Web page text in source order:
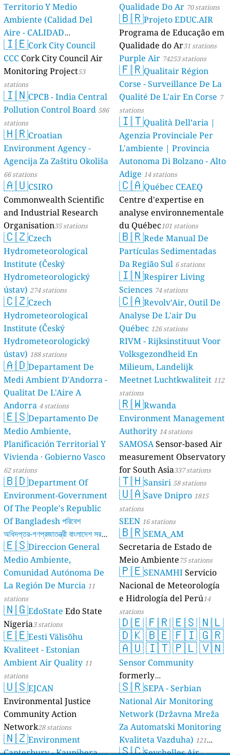
Territorio Y Medio
Ambiente (Calidad Del
Aire - CALIDAD
AMBIENTAL) 23 stations
🇮🇪Cork City Council
CCC Cork City Council Air
Monitoring Project53
stations
🇮🇳CPCB - India Central
Pollution Control Board 586
stations
🇭🇷Croatian
Environment Agency -
Agencija Za Zaštitu Okoliša
66 stations
🇦🇺CSIRO
Commonwealth Scientific
and Industrial Research
Organisation35 stations
🇨🇿Czech
Hydrometeorological
Institute (Český
Hydrometeorologický
ústav) 274 stations
🇨🇿Czech
Hydrometeorological
Institute (Český
Hydrometeorologický
ústav) 188 stations
🇦🇩Departament De
Medi Ambient D'Andorra -
Qualitat De L'Aire A
Andorra 4 stations
🇪🇸Departamento De
Medio Ambiente,
Planificación Territorial Y
Vivienda · Gobierno Vasco
62 stations
🇧🇩Department Of
Environment-Government
Of The People's Republic
Of Bangladesh পরিবেশ
অধিদপ্তর-গণপ্রজাতন্ত্রী বাংলাদেশ সরকার
17 stations
🇪🇸Direccion General
Medio Ambiente,
Comunidad Autónoma De
La Región De Murcia 11
stations
🇳🇬EdoState Edo State
Nigeria3 stations
🇪🇪Eesti Välisõhu
Kvaliteet - Estonian
Ambient Air Quality 11
stations
🇺🇸EJCAN
Environmental Justice
Community Action
Network28 stations
🇳🇿Environment
Canterbury - Kaunihera
Qualidade Do Ar 70 stations
🇧🇷Projeto EDUC.AIR
Programa de Educação em
Qualidade do Ar31 stations
Purple Air 74253 stations
🇫🇷Qualitair Région
Corse - Surveillance De La
Qualité De L'air En Corse 7
stations
🇮🇹Qualità Dell’aria |
Agenzia Provinciale Per
L'ambiente | Provincia
Autonoma Di Bolzano - Alto
Adige 14 stations
🇨🇦Québec CEAEQ
Centre d'expertise en
analyse environnementale
du Québec101 stations
🇧🇷Rede Manual De
Partículas Sedimentadas
Da Região Sul 6 stations
🇮🇳Respirer Living
Sciences 74 stations
🇨🇦Revolv'Air, Outil De
Analyse De L'air Du
Québec 126 stations
RIVM - Rijksinstituut Voor
Volksgezondheid En
Milieum, Landelijk
Meetnet Luchtkwaliteit 112
stations
🇷🇼Rwanda
Environment Management
Authority 14 stations
SAMOSASensor-based Air
measurement Observatory
for South Asia337 stations
🇹🇭Sansiri 58 stations
🇺🇦Save Dnipro 1815
stations
SEEN 16 stations
🇧🇷SEMA_AM
Secretaria de Estado de
Meio Ambiente75 stations
🇵🇪SENAMHIServicio
Nacional de Meteorología
e Hidrología del Perú14
stations
🇩🇪🇫🇷🇪🇸🇳🇱
🇩🇰🇧🇪🇫🇮🇬🇷
🇦🇺🇮🇹🇵🇱🇻🇳
Sensor Community
formerly
luftdaten.info35819 stations
🇸🇷SEPA - Serbian
National Air Monitoring
Network (Državna Mreža
Za Automatski Monitoring
Kvaliteta Vazduha) 121
stations
🇸🇨Seychelles Air